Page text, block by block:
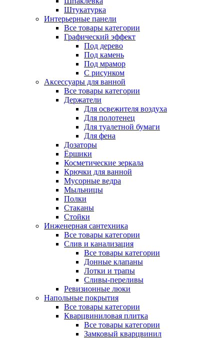
Штукатурка
Интерьерные панели
Все товары категории
Графический эффект
Под дерево
Под камень
Под мрамор
С рисунком
Аксессуары для ванной
Все товары категории
Держатели
Для освежителя воздуха
Для полотенец
Для туалетной бумаги
Для фена
Дозаторы
Ёршики
Косметические зеркала
Крючки для ванной
Мусорные ведра
Мыльницы
Полки
Стаканы
Стойки
Инженерная сантехника
Все товары категории
Слив и канализация
Все товары категории
Донные клапаны
Лотки и трапы
Сливы-переливы
Ревизионные люки
Напольные покрытия
Все товары категории
Кварцвиниловая плитка
Все товары категории
Замковый кварцвинил